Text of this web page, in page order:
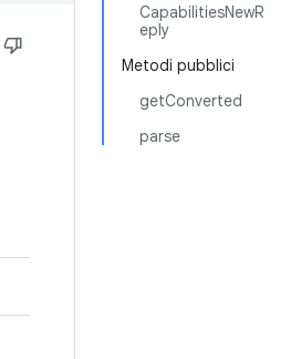
CapabilitiesNewR
eply
Metodi pubblici
getConverted
parse